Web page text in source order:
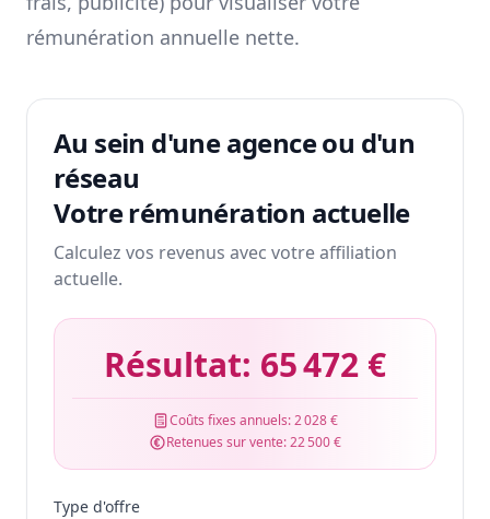
rémunération annuelle nette.
Au sein d'une agence ou d'un
réseau
Votre rémunération actuelle
Calculez vos revenus avec votre affiliation
actuelle.
Résultat: 65 472 €
Coûts fixes annuels:2 028 €
Retenues sur vente:22 500 €
Type d'offre